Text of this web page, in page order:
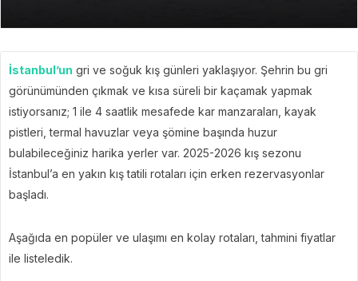
İstanbul’un gri ve soğuk kış günleri yaklaşıyor. Şehrin bu gri
görünümünden çıkmak ve kısa süreli bir kaçamak yapmak
istiyorsanız; 1 ile 4 saatlik mesafede kar manzaraları, kayak
pistleri, termal havuzlar veya şömine başında huzur
bulabileceğiniz harika yerler var. 2025-2026 kış sezonu
İstanbul’a en yakın kış tatili rotaları için erken rezervasyonlar
başladı.
Aşağıda en popüler ve ulaşımı en kolay rotaları, tahmini fiyatlar
ile listeledik.